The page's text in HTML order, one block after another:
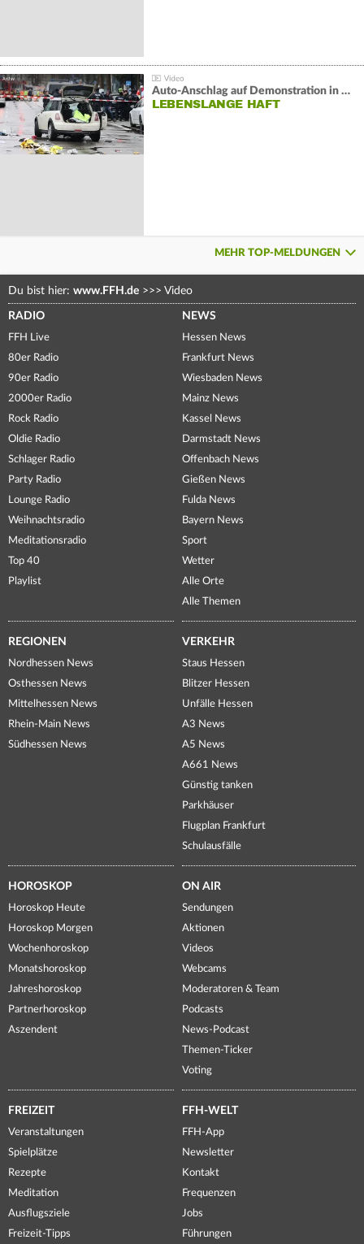
Auto-Anschlag auf Demonstration in München:
LEBENSLANGE HAFT
MEHR TOP-MELDUNGEN
Du bist hier: www.FFH.de >>> Video
RADIO
FFH Live
80er Radio
90er Radio
2000er Radio
Rock Radio
Oldie Radio
Schlager Radio
Party Radio
Lounge Radio
Weihnachtsradio
Meditationsradio
Top 40
Playlist
NEWS
Hessen News
Frankfurt News
Wiesbaden News
Mainz News
Kassel News
Darmstadt News
Offenbach News
Gießen News
Fulda News
Bayern News
Sport
Wetter
Alle Orte
Alle Themen
REGIONEN
Nordhessen News
Osthessen News
Mittelhessen News
Rhein-Main News
Südhessen News
VERKEHR
Staus Hessen
Blitzer Hessen
Unfälle Hessen
A3 News
A5 News
A661 News
Günstig tanken
Parkhäuser
Flugplan Frankfurt
Schulausfälle
HOROSKOP
Horoskop Heute
Horoskop Morgen
Wochenhoroskop
Monatshoroskop
Jahreshoroskop
Partnerhoroskop
Aszendent
ON AIR
Sendungen
Aktionen
Videos
Webcams
Moderatoren & Team
Podcasts
News-Podcast
Themen-Ticker
Voting
FREIZEIT
Veranstaltungen
Spielplätze
Rezepte
Meditation
Ausflugsziele
Freizeit-Tipps
FFH-WELT
FFH-App
Newsletter
Kontakt
Frequenzen
Jobs
Führungen